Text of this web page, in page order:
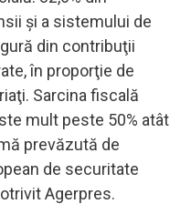
şi a sistemului de
din contribuţii
în proporţie de
Sarcina fiscală
mult peste 50% atât
prevăzută de
de securitate
Agerpres.